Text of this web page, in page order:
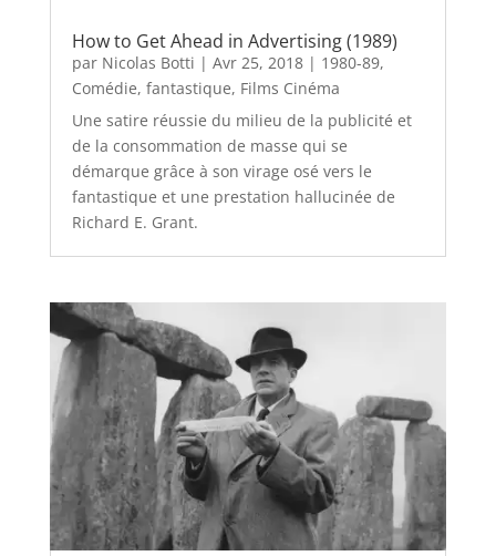
How to Get Ahead in Advertising (1989)
par Nicolas Botti | Avr 25, 2018| 1980-89,
Comédie, fantastique, Films Cinéma
Une satire réussie du milieu de la publicité et
de la consommation de masse qui se
démarque grâce à son virage osé vers le
fantastique et une prestation hallucinée de
Richard E. Grant.